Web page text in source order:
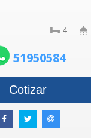
4
51950584
Cotizar